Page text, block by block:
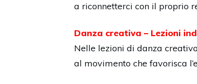
a riconnetterci con il proprio
Danza creativa – Lezioni
Nelle lezioni di danza
al movimento che favorisca